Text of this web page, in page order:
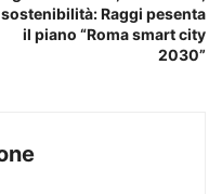
sostenibilità: Raggi pesenta
il piano “Roma smart city
2030”